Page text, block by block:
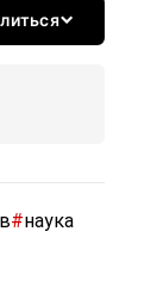
#наука